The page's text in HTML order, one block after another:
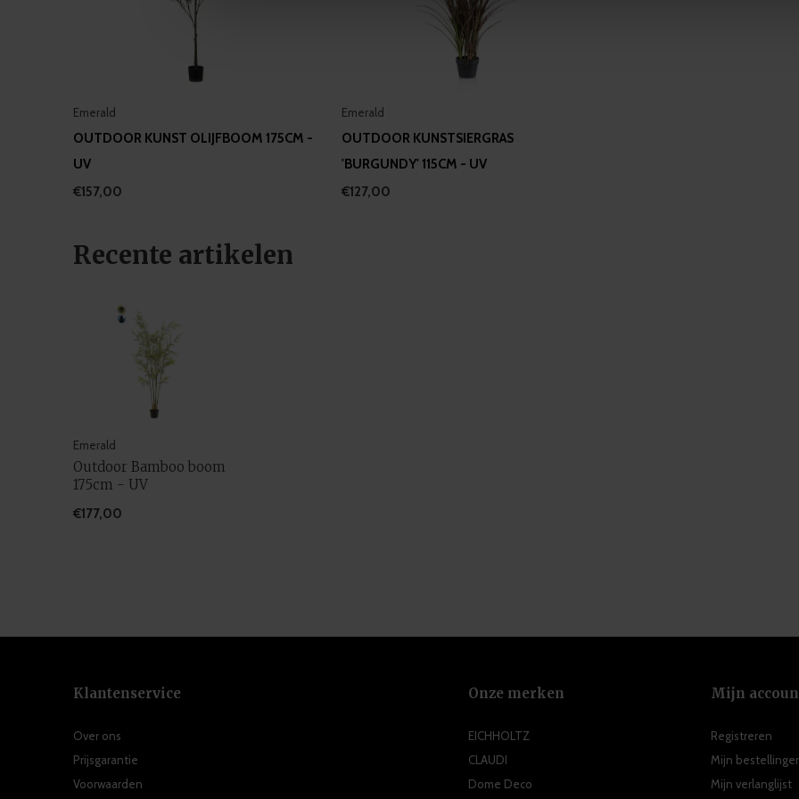
information about your use of our site with our social media, advertising and analytics
other information that you’ve provided to them or that they’ve collected from your use of their
Emerald
OUTDOOR KUNST OLIJFBOOM 175CM -
UV
€157,00
Emerald
OUTDOOR KUNSTSIERGRAS
'BURGUNDY' 115CM - UV
€127,00
Recente artikelen
Emerald
Outdoor Bamboo boom
175cm - UV
€177,00
Klantenservice
Over ons
Prijsgarantie
Voorwaarden
Onze merken
EICHHOLTZ
CLAUDI
Dome Deco
Mijn
Registreren
Mijn
Mijn verlanglijst